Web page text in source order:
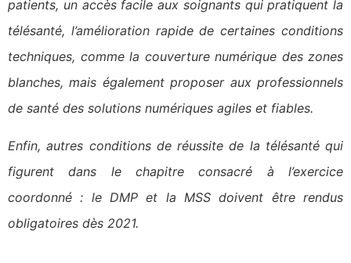
patients, un accès facile aux soignants qui pratiquent la
télésanté, l’amélioration rapide de certaines conditions
techniques, comme la couverture numérique des zones
blanches, mais également proposer aux professionnels
de santé des solutions numériques agiles et fiables.
Enfin, autres conditions de réussite de la télésanté qui
figurent dans le chapitre consacré à l’exercice
coordonné : le DMP et la MSS doivent être rendus
obligatoires dès 2021.